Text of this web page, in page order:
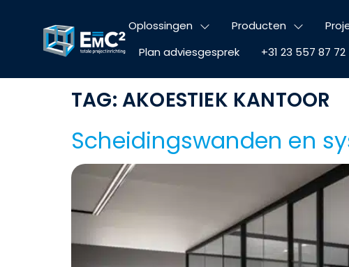
Oplossingen Producten
Plan adviesgesprek
+31 23 557 87 72
TAG: AKOESTIEK KANTOOR
Scheidingswanden en